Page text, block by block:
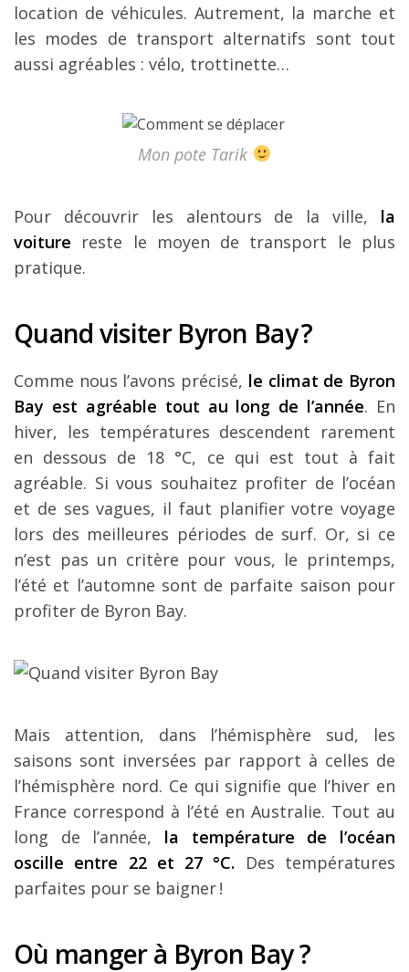
location de véhicules. Autrement, la marche et
les modes de transport alternatifs sont tout
aussi agréables : vélo, trottinette…
Mon pote Tarik
Pour découvrir les alentours de la ville, la
voiture reste le moyen de transport le plus
pratique.
Quand visiter Byron Bay ?
Comme nous l’avons précisé, le climat de Byron
Bay est agréable tout au long de l’année. En
hiver, les températures descendent rarement
en dessous de 18 °C, ce qui est tout à fait
agréable. Si vous souhaitez profiter de l’océan
et de ses vagues, il faut planifier votre voyage
lors des meilleures périodes de surf. Or, si ce
n’est pas un critère pour vous, le printemps,
l’été et l’automne sont de parfaite saison pour
profiter de Byron Bay.
Mais attention, dans l’hémisphère sud, les
saisons sont inversées par rapport à celles de
l’hémisphère nord. Ce qui signifie que l’hiver en
France correspond à l’été en Australie. Tout au
long de l’année, la température de l’océan
oscille entre 22 et 27 °C. Des températures
parfaites pour se baigner !
Où manger à Byron Bay ?